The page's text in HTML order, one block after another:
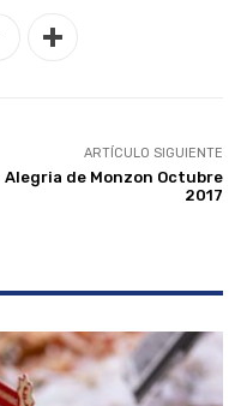
ARTÍCULO SIGUIENTE
Alegria de Monzon Octubre
2017